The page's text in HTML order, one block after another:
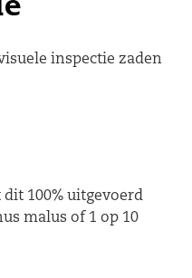
inspectie zaden
100% uitgevoerd
malus of 1 op 10